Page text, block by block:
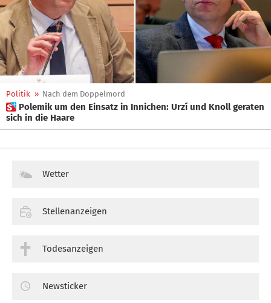
Politik » Nach dem Doppelmord
 Polemik um den Einsatz in Innichen: Urzí und Knoll geraten
sich in die Haare
Wetter
Stellenanzeigen
Todesanzeigen
Newsticker